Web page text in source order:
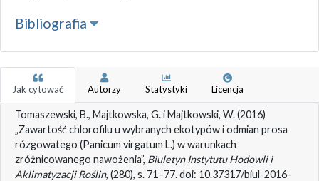
Bibliografia
Jak cytować Autorzy Statystyki Licencja
Tomaszewski, B., Majtkowska, G. i Majtkowski, W. (2016)
„Zawartość chlorofilu u wybranych ekotypów i odmian prosa
rózgowatego (Panicum virgatum L.) w warunkach
zróżnicowanego nawożenia”, Biuletyn Instytutu Hodowli i
Aklimatyzacji Roślin, (280), s. 71–77. doi: 10.37317/biul-2016-